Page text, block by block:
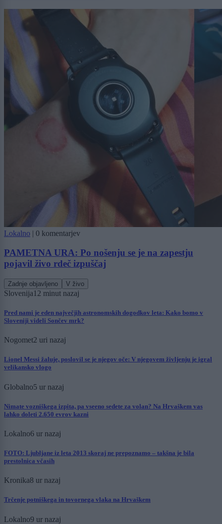
Lokalno 0 komentarjev
PAMETNA URA: Po nošenju se je na zapestju
pojavil živo rdeč izpuščaj
Zadnje objavljeno V živo
Slovenija12 minut nazaj
Pred nami je eden največjih astronomskih dogodkov leta: Kako bomo v
Sloveniji videli Sončev mrk?
Nogomet2 uri nazaj
Lionel Messi žaluje, poslovil se je njegov oče: V njegovem življenju je igral
velikansko vlogo
Globalno5 ur nazaj
Nimate vozniškega izpita, pa vseeno sedete za volan? Na Hrvaškem vas
lahko doleti 2.650 evrov kazni
Lokalno6 ur nazaj
FOTO: Ljubljane iz leta 2013 skoraj ne prepoznamo – takšna je bila
prestolnica včasih
Kronika8 ur nazaj
Trčenje potniškega in tovornega vlaka na Hrvaškem
Lokalno9 ur nazaj